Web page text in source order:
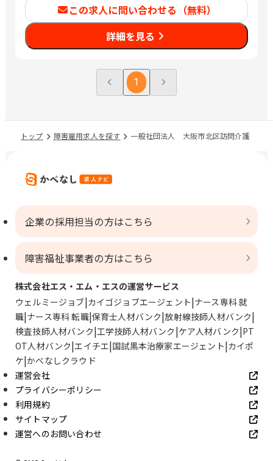
この求人に問い合わせる（無料）
詳細を見る
1
トップ 障害雇用求人を探す 一般社団法人 大阪市北区訪問介護
企業の採用担当の方はこちら
障害福祉事業者の方はこちら
株式会社エス・エム・エスの運営サービス
ウェルミージョブ カイゴジョブエージェント ナース専科 就
職 ナース専科 転職 保育士人材バンク 放射線技師人材バンク
検査技師人材バンク 工学技師人材バンク ケア人材バンク PT
OT人材バンク エイチエ 国試黒本治療家エージェント カイポ
ケ かべなしクラウド
運営会社
プライバシーポリシー
利用規約
サイトマップ
運営へのお問い合わせ